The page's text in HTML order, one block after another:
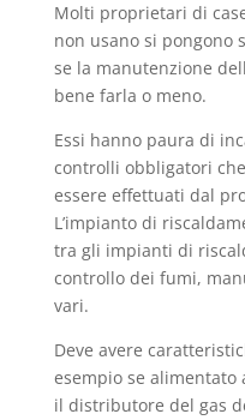
Molti proprietari di
non usano si pongono
se la manutenzione
bene farla o meno.
Essi hanno paura di
controlli obbligatori
essere effettuati dal
L’impianto di
tra gli impianti di
controllo dei fumi,
vari.
Deve avere
esempio se alimentato
il distributore del gas